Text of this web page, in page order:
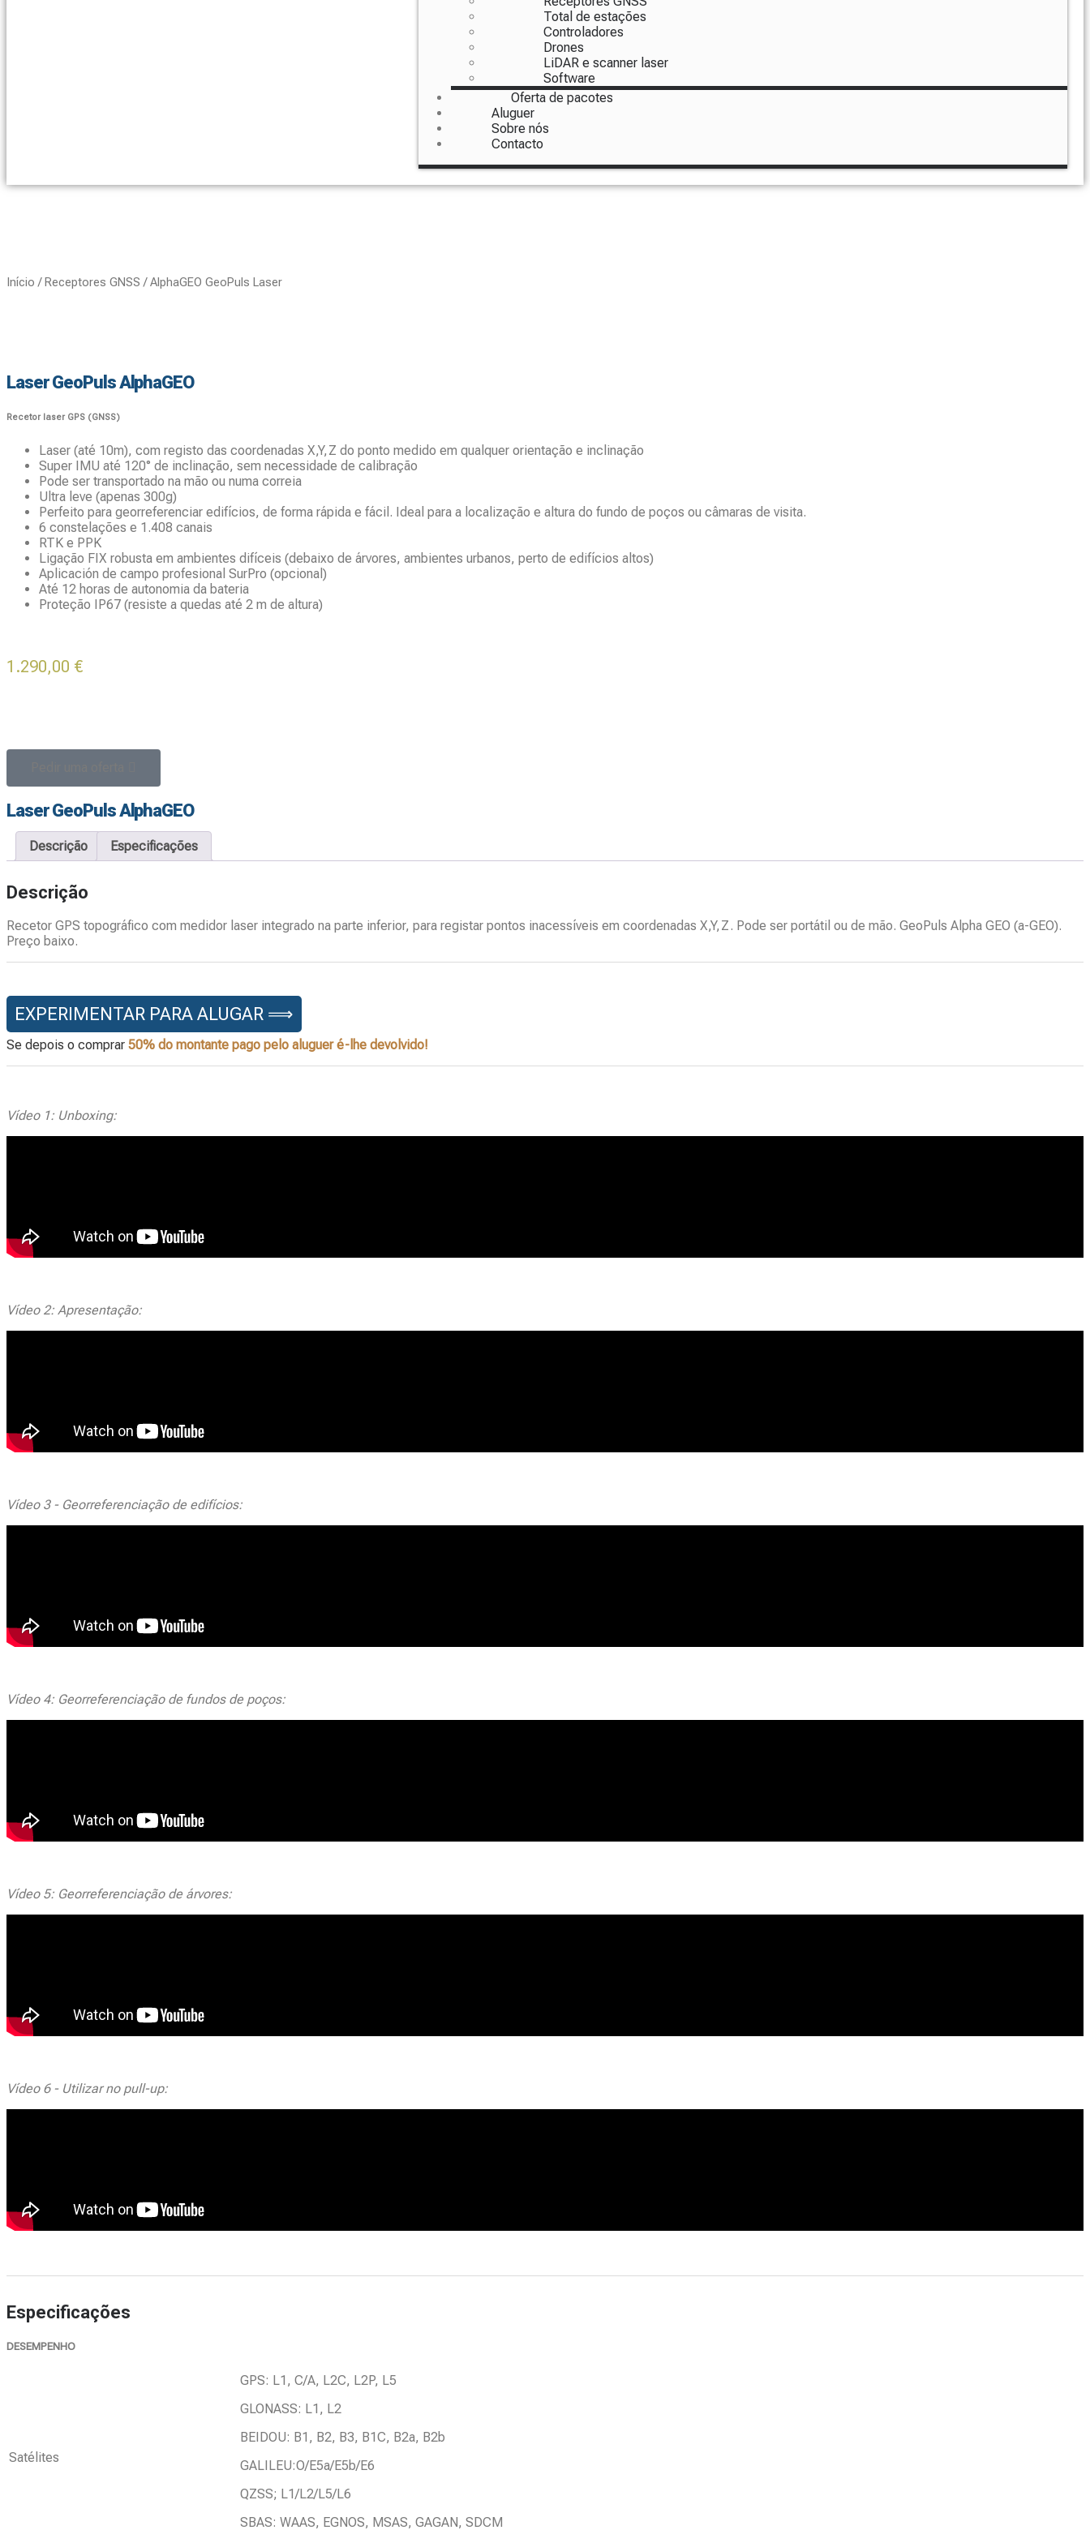
Total de estações
Controladores
Drones
LiDAR e scanner laser
Software
Oferta de pacotes
Aluguer
Sobre nós
Contacto
Início /Receptores GNSS / AlphaGEO GeoPuls Laser
Laser GeoPuls AlphaGEO
Recetor laser GPS (GNSS)
Laser (até 10m), com registo das coordenadas X,Y,Z do ponto medido em qualquer orientação e inclinação
Super IMU até 120° de inclinação, sem necessidade de calibração
Pode ser transportado na mão ou numa correia
Ultra leve (apenas 300g)
Perfeito para georreferenciar edifícios, de forma rápida e fácil. Ideal para a localização e altura do fundo de poços ou câmaras de visita.
6 constelações e 1.408 canais
RTK e PPK
Ligação FIX robusta em ambientes difíceis (debaixo de árvores, ambientes urbanos, perto de edifícios altos)
Aplicación de campo profesional SurPro (opcional)
Até 12 horas de autonomia da bateria
Proteção IP67 (resiste a quedas até 2 m de altura)
1.290,00 €
Laser GeoPuls AlphaGEO
Descrição Especificações
Descrição
Recetor GPS topográfico com medidor laser integrado na parte inferior, para registar pontos inacessíveis em coordenadas X,Y,Z. Pode ser portátil ou de mão. GeoPuls Alpha GEO (a-GEO).
Preço baixo.
EXPERIMENTAR PARA ALUGAR ⟹
Se depois o comprar 50% do montante pago pelo aluguer é-lhe devolvido!
Vídeo 1: Unboxing:
Vídeo 2: Apresentação:
Vídeo 3 - Georreferenciação de edifícios:
Vídeo 4: Georreferenciação de fundos de poços:
Vídeo 5: Georreferenciação de árvores:
Vídeo 6 - Utilizar no pull-up:
Especificações
DESEMPENHO
Satélites
GPS: L1, C/A, L2C, L2P, L5
GLONASS: L1, L2
BEIDOU: B1, B2, B3, B1C, B2a, B2b
GALILEU:O/E5a/E5b/E6
QZSS; L1/L2/L5/L6
SBAS: WAAS, EGNOS, MSAS, GAGAN, SDCM